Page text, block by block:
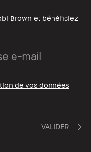
Brown et bénéficiez
de vos données